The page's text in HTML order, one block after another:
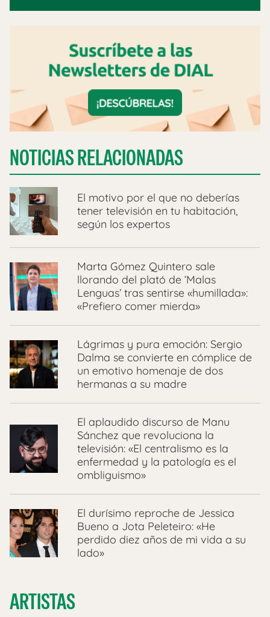
NOTICIAS RELACIONADAS
El motivo por el que no deberías
tener televisión en tu habitación,
según los expertos
Marta Gómez Quintero sale
llorando del plató de ‘Malas
Lenguas’ tras sentirse «humillada»:
«Prefiero comer mierda»
Lágrimas y pura emoción: Sergio
Dalma se convierte en cómplice de
un emotivo homenaje de dos
hermanas a su madre
El aplaudido discurso de Manu
Sánchez que revoluciona la
televisión: «El centralismo es la
enfermedad y la patología es el
ombliguismo»
El durísimo reproche de Jessica
Bueno a Jota Peleteiro: «He
perdido diez años de mi vida a su
lado»
ARTISTAS